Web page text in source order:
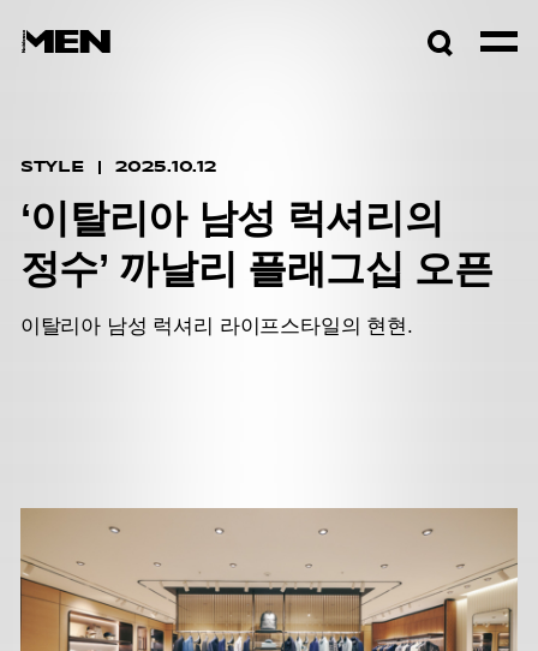
STYLE 2025.10.12
‘이탈리아 남성 럭셔리의
정수’ 까날리 플래그십 오픈
이탈리아 남성 럭셔리 라이프스타일의 현현.